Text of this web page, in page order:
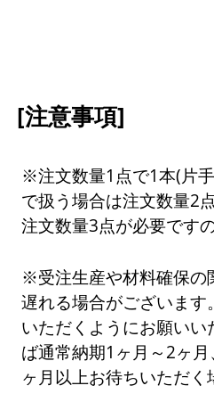
[注意事項]
※注文数量1点で1本(片
で扱う場合は注文数量2
注文数量3点が必要です
※受注生産や材料確保の
遅れる場合がございま
いただくようにお願い
ば通常納期1ヶ月～2ヶ
ヶ月以上お待ちいただく